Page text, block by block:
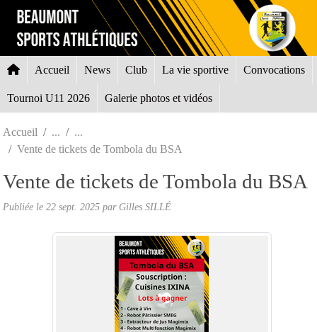
Accueil News Club La vie sportive Convocations
Tournoi U11 2026 Galerie photos et vidéos
Accueil
Vente de tickets de Tombola du BSA
Vente de tickets de Tombola du BSA
Publiée le 22 sept. 2025 par Gilles SILLÉ
Panneau de gestion des cookies